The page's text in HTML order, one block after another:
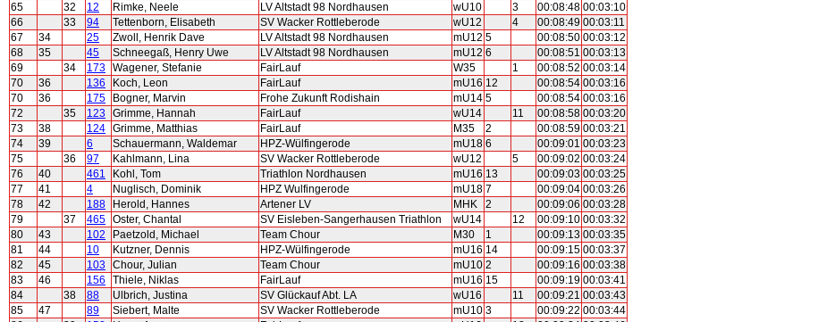
65
32 12 Rimke, Neele LV Altstadt 98 Nordhausen wU10 3 00:08:48 00:03:10
66
33 94 Tettenborn, Elisabeth SV Wacker Rottleberode wU12 4 00:08:49 00:03:11
67
34 25 Zwoll, Henrik Dave LV Altstadt 98 Nordhausen mU12 5 00:08:50 00:03:12
68
35 45 Schneegaß, Henry Uwe LV Altstadt 98 Nordhausen mU12 6 00:08:51 00:03:13
69
34 173 Wagener, Stefanie FairLauf W35 1 00:08:52 00:03:14
70
36 136 Koch, Leon FairLauf mU16 12 00:08:54 00:03:16
70
36 175 Bogner, Marvin Frohe Zukunft Rodishain mU14 5 00:08:54 00:03:16
72
35 123 Grimme, Hannah FairLauf wU14 11 00:08:58 00:03:20
73
38 124 Grimme, Matthias FairLauf M35 2 00:08:59 00:03:21
74
39 6 Schauermann, Waldemar HPZ-Wülfingerode mU18 6 00:09:01 00:03:23
75
36 97 Kahlmann, Lina SV Wacker Rottleberode wU12 5 00:09:02 00:03:24
76
40 461 Kohl, Tom Triathlon Nordhausen mU16 13 00:09:03 00:03:25
77
41 4 Nuglisch, Dominik HPZ Wulfingerode mU18 7 00:09:04 00:03:26
78
42 188 Herold, Hannes Artener LV MHK 2 00:09:06 00:03:28
79
37 465 Oster, Chantal SV Eisleben-Sangerhausen Triathlon wU14 12 00:09:10 00:03:32
80
43 102 Paetzold, Michael Team Chour M30 1 00:09:13 00:03:35
81
44 10 Kutzner, Dennis HPZ-Wülfingerode mU16 14 00:09:15 00:03:37
82
45 103 Chour, Julian Team Chour mU10 2 00:09:16 00:03:38
83
46 156 Thiele, Niklas FairLauf mU16 15 00:09:19 00:03:41
84
38 88 Ulbrich, Justina SV Glückauf Abt. LA wU16 11 00:09:21 00:03:43
85
47 89 Siebert, Malte SV Wacker Rottleberode mU10 3 00:09:22 00:03:44